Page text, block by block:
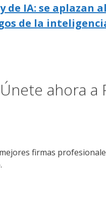
de IA: se
de la
ahora a
firmas